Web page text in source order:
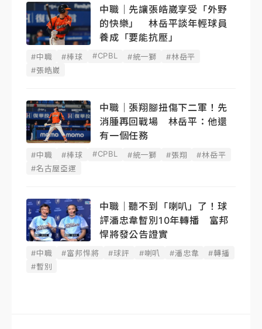
中職｜先讓張皓崴享受「外野
的快樂」 林岳平談年輕球員
養成「要能抗壓」
#中職 #棒球 #CPBL #統一獅
#林岳平
#張皓崴
中職｜張翔腳扭傷下二軍！先
消腫再回戰場 林岳平：他還
有一個任務
#中職 #棒球 #CPBL #統一獅 #張翔
#林岳平
#名古屋亞運
中職｜聽不到「喇叭」了！球
評潘忠韋暫別10年轉播 富邦
悍將發公告證實
#中職 #富邦悍將 #球評 #喇叭 #潘忠韋
#轉播
#暫別